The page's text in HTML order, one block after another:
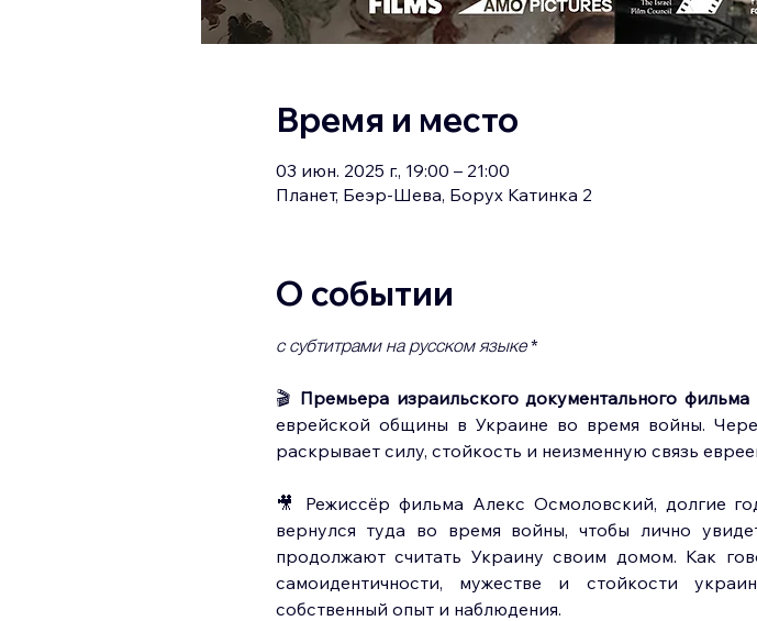
Время и место
03 июн. 2025 г., 19:00 – 21:00
Планет, Беэр-Шева, Борух Катинка 2
О событии
с субтитрами на русском языке *
🎬 Премьера израильского документального
еврейской общины в Украине во время войны.
раскрывает силу, стойкость и неизменную связь
🎥 Режиссёр фильма Алекс Осмоловский, долгие
вернулся туда во время войны, чтобы лично
продолжают считать Украину своим домом. Как
самоидентичности, мужестве и стойкости
собственный опыт и наблюдения.